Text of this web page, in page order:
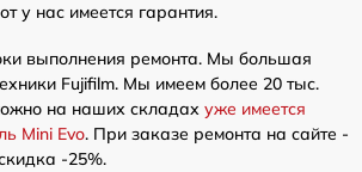
у нас имеется гарантия.
выполнения ремонта. Мы большая
Fujifilm. Мы имеем более 20 тыс.
на наших складах уже имеется
Mini Evo. При заказе ремонта на сайте -
-25%.